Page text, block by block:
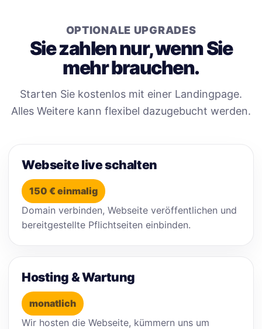
OPTIONALE UPGRADES
Sie zahlen nur, wenn Sie
mehr brauchen.
Starten Sie kostenlos mit einer Landingpage.
Alles Weitere kann flexibel dazugebucht werden.
Webseite live schalten
150 € einmalig
Domain verbinden, Webseite veröffentlichen und
bereitgestellte Pflichtseiten einbinden.
Hosting & Wartung
monatlich
Wir hosten die Webseite, kümmern uns um